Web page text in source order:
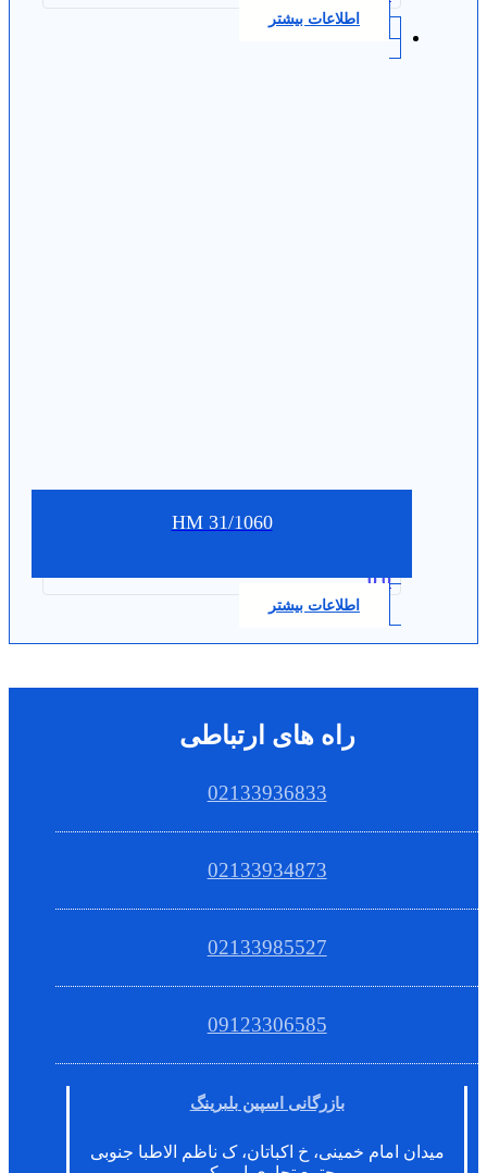
اطلاعات بیشتر
HM 31/1060
0.0
اطلاعات بیشتر
راه های ارتباطی
02133936833
02133934873
02133985527
09123306585
بازرگانی اسپین بلبرینگ
میدان امام خمینی، خ اکباتان، ک ناظم الاطبا جنوبی